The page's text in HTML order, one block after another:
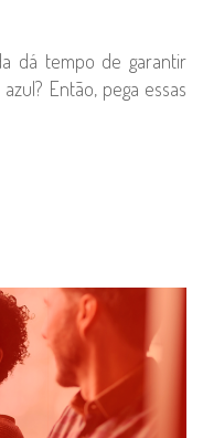
dá tempo de garantir
Então, pega essas